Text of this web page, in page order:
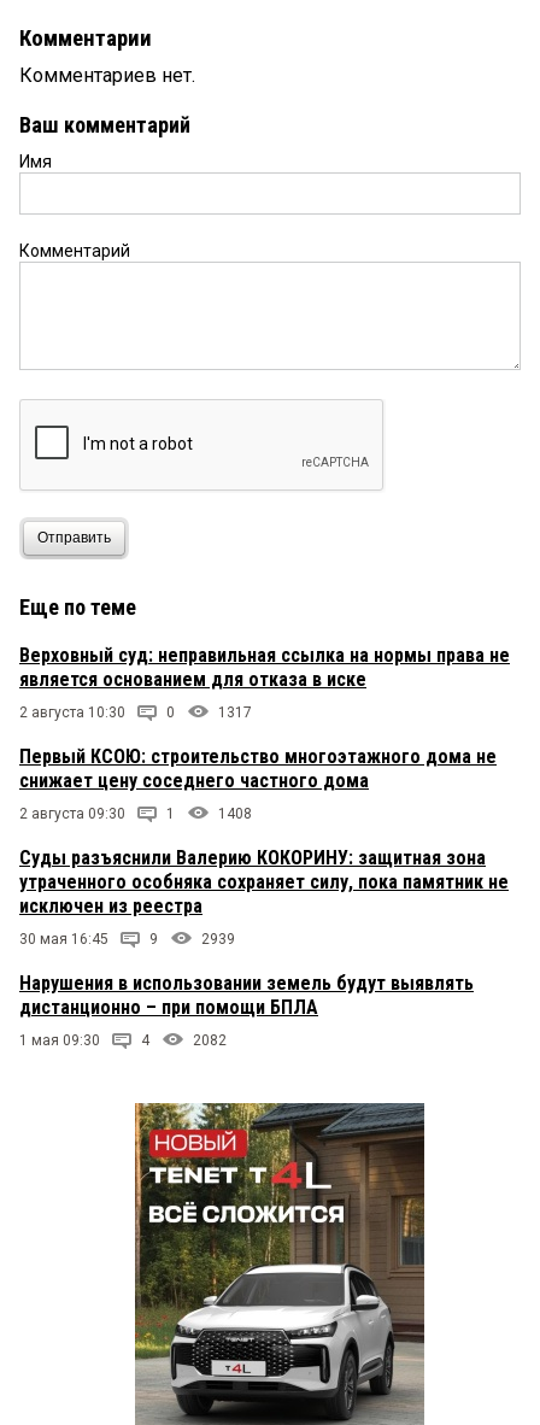
Комментарии
Комментариев нет.
Ваш комментарий
Имя
Комментарий
Отправить
Еще по теме
Верховный суд: неправильная ссылка на нормы права не
является основанием для отказа в иске
2 августа 10:30 0 1317
Первый КСОЮ: строительство многоэтажного дома не
снижает цену соседнего частного дома
2 августа 09:30 1 1408
Суды разъяснили Валерию КОКОРИНУ: защитная зона
утраченного особняка сохраняет силу, пока памятник не
исключен из реестра
30 мая 16:45 9 2939
Нарушения в использовании земель будут выявлять
дистанционно – при помощи БПЛА
1 мая 09:30 4 2082